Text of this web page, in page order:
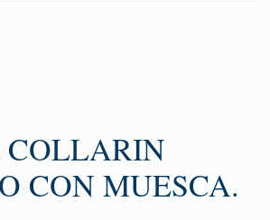
COLLARIN
CON MUESCA.